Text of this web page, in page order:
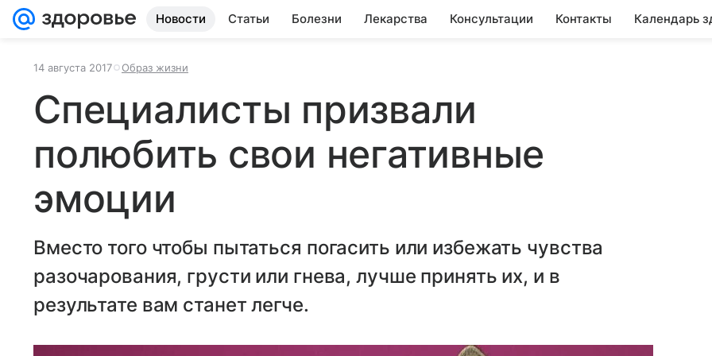
Новости Статьи Болезни Лекарства Консультации Контакты Календарь
14 августа 2017 Образ жизни
Специалисты призвали
полюбить свои негативные
эмоции
Вместо того чтобы пытаться погасить или избежать чувства
разочарования, грусти или гнева, лучше принять их, и в
результате вам станет легче.